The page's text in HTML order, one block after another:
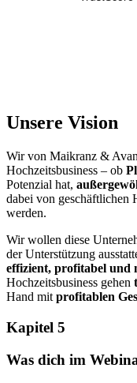
Unsere Vision
Wir von Maikranz &
Hochzeitsbusiness – ob
Potenzial hat,
dabei von geschäftlichen
werden.
Wir wollen diese
der Unterstützung
effizient, profitabel und
Hochzeitsbusiness gehen
Hand mit profitablen
Kapitel 5
Was dich im